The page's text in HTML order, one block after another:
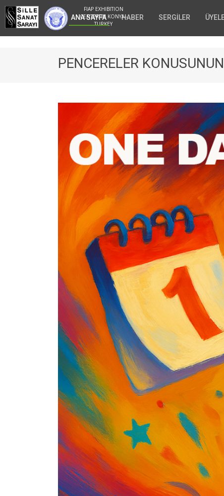
FIAP EXHIBITION
CENTER IN KONYA -
TURKEY
ANA SAYFA HABER SERGİLER
PENCERELER